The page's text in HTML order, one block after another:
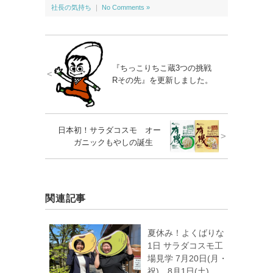
社長の気持ち ｜ No Comments »
<
『ちっこりちこ蔵3つの挑戦
Rその先』を更新しました。
日本初！サラダコスモ オー
ガニックもやしの誕生
>
関連記事
夏休み！よくばりな
1日 サラダコスモ工
場見学 7月20日(月・